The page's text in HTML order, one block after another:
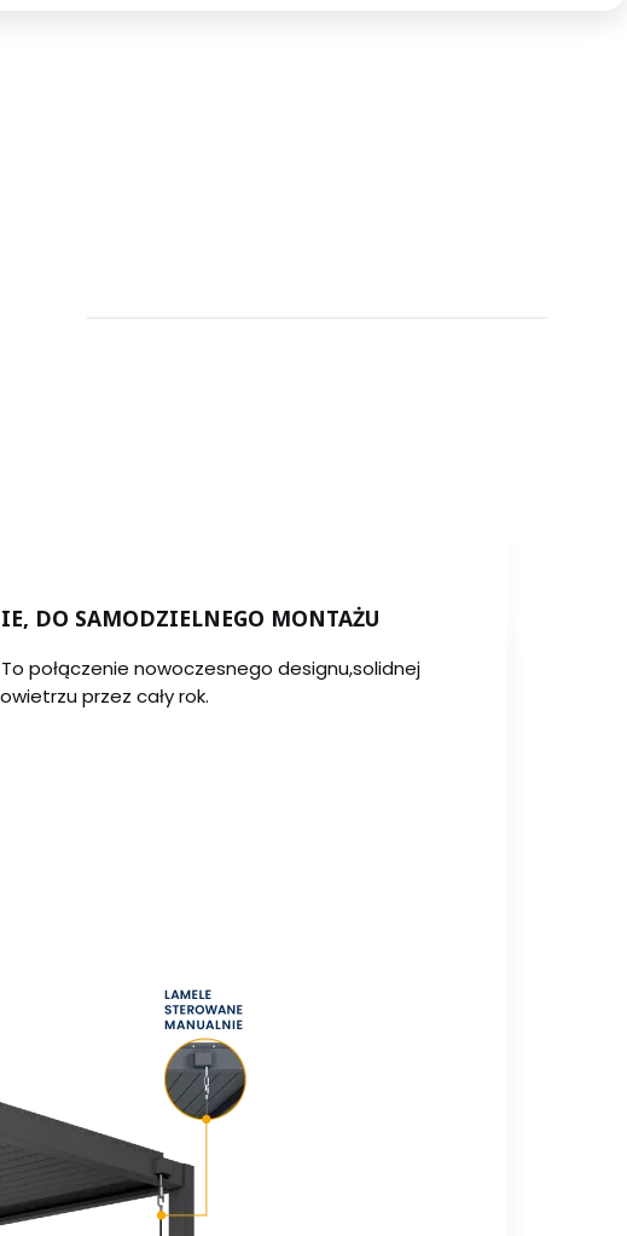
DO SAMODZIELNEGO MONTAŻU
połączenie nowoczesnego designu,solidnej
przez cały rok.